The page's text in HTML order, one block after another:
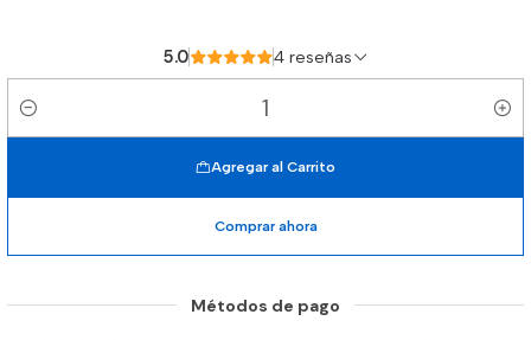
5.0 4 reseñas
Cantidad
Agregar al Carrito
Comprar ahora
Métodos de pago